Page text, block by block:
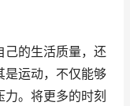
己的生活质量，还
是运动，不仅能够
。将更多的时刻